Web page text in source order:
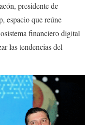
presidente de
espacio que reúne
financiero digital
las tendencias del